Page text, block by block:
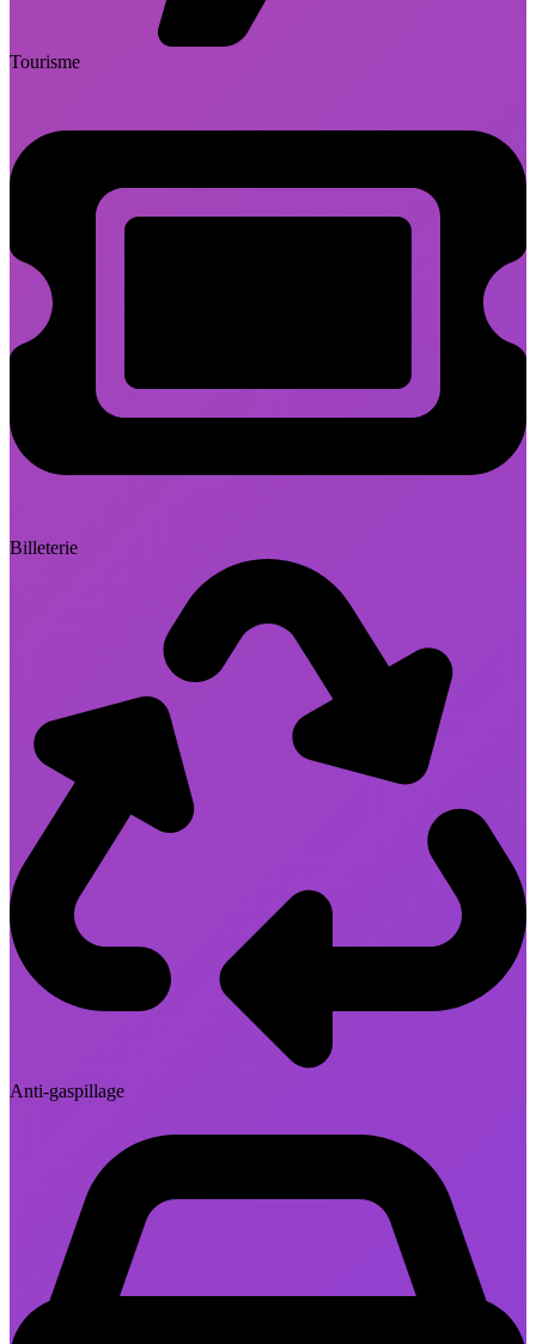
Tourisme
Billeterie
Anti-gaspillage